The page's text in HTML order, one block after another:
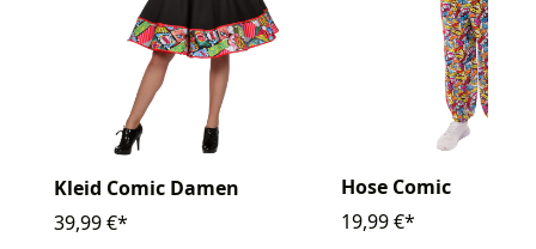
Kleid Comic Damen
39,99 €*
Hose Comic
19,99 €*